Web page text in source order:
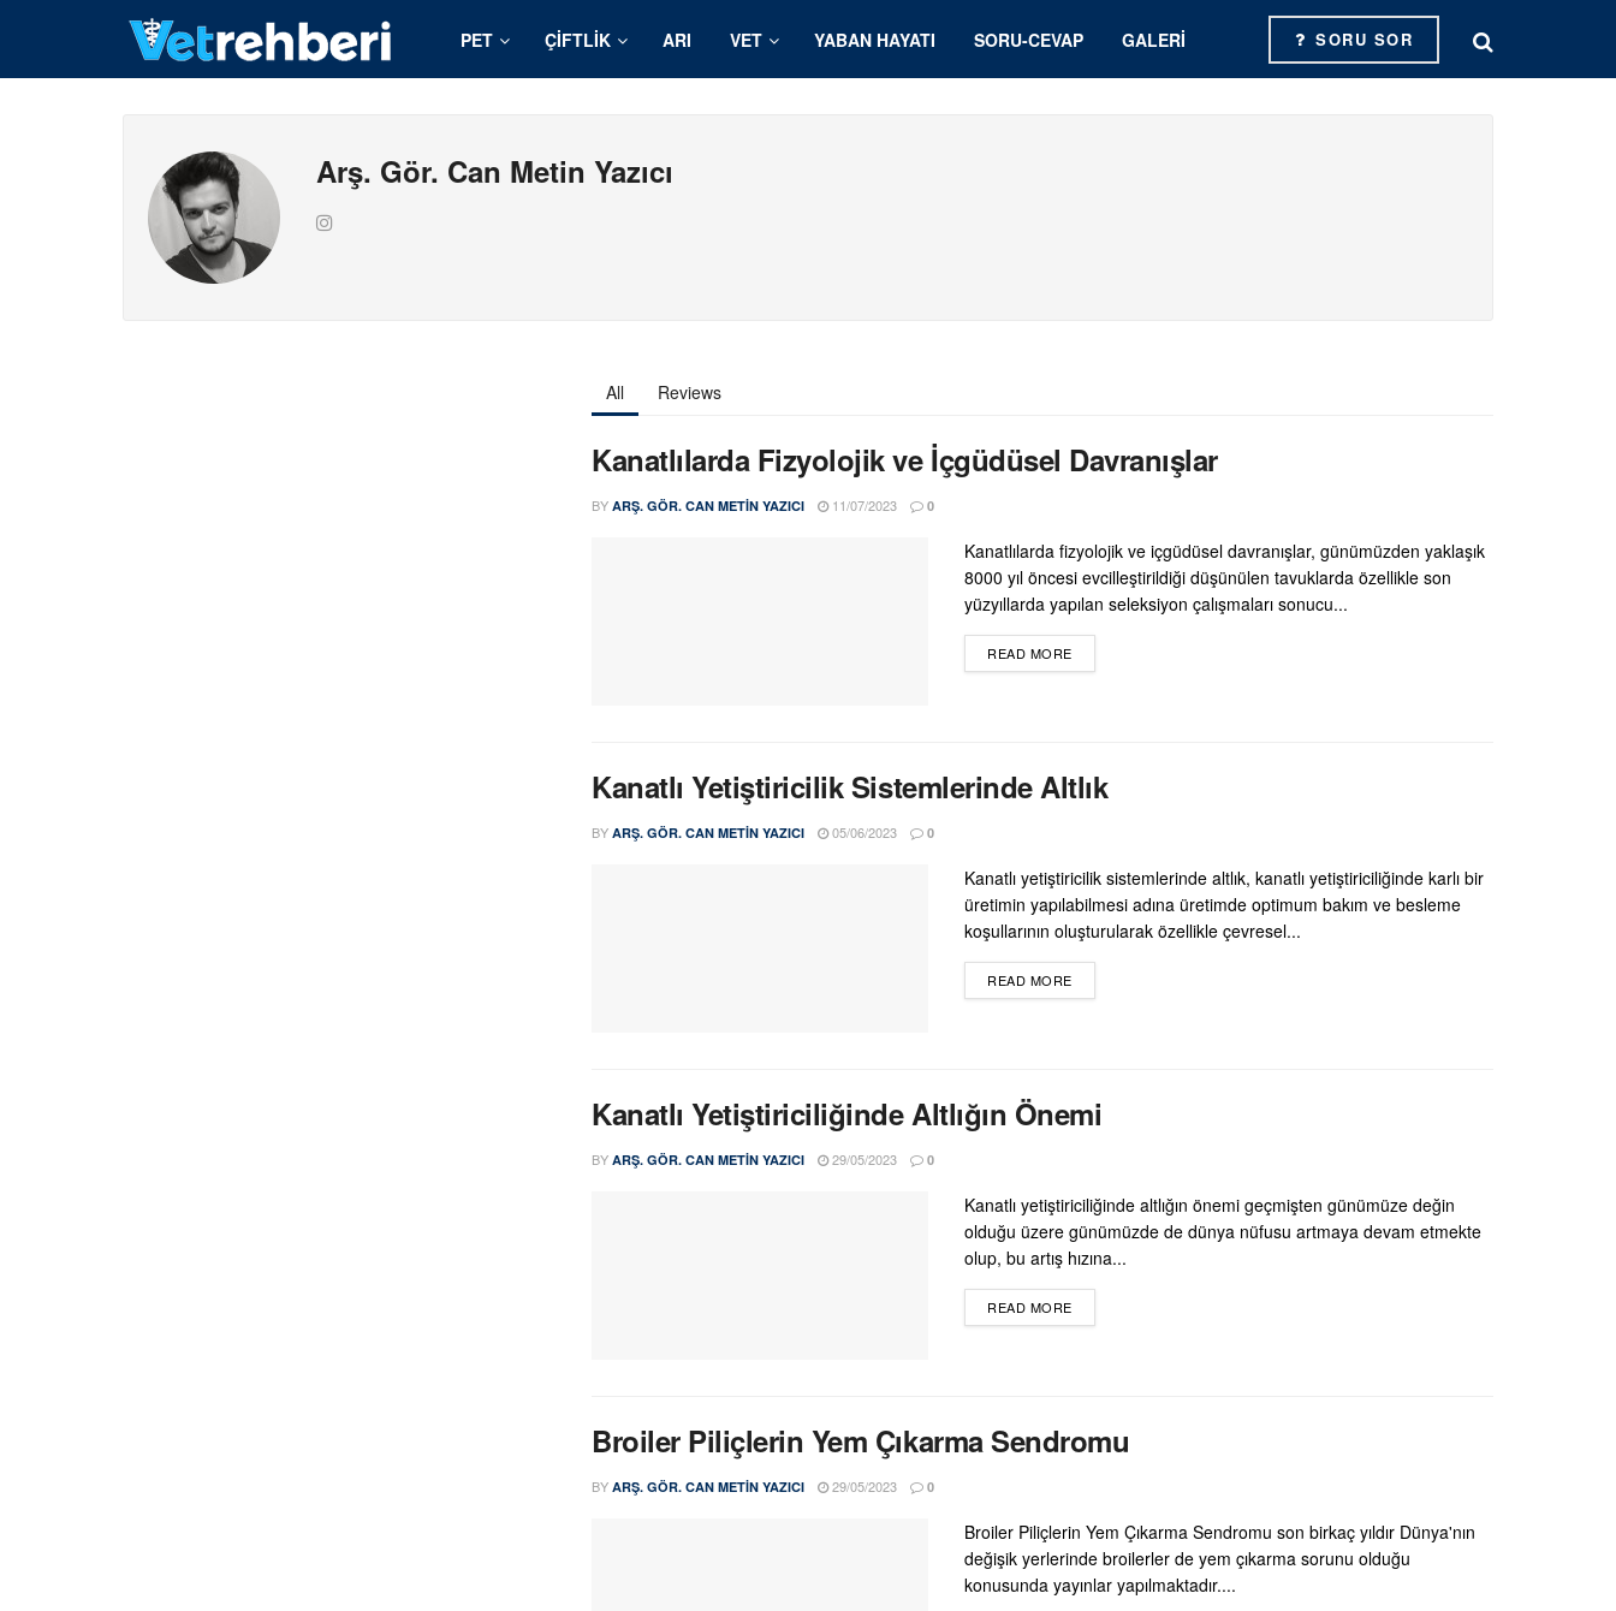
PET ÇIFTLIK ARI VET YABAN HAYATI SORU-CEVAP GALERI SORU SOR
Arş. Gör. Can Metin Yazıcı
All Reviews
Kanatlılarda Fizyolojik ve İçgüdüsel Davranışlar
BY ARŞ. GÖR. CAN METIN YAZICI 11/07/2023 0
Kanatlılarda fizyolojik ve içgüdüsel davranışlar, günümüzden yaklaşık
8000 yıl öncesi evcilleştirildiği düşünülen tavuklarda özellikle son
yüzyıllarda yapılan seleksiyon çalışmaları sonucu...
READ MOREDETAILS
Kanatlı Yetiştiricilik Sistemlerinde Altlık
BY ARŞ. GÖR. CAN METIN YAZICI 05/06/2023 0
Kanatlı yetiştiricilik sistemlerinde altlık, kanatlı yetiştiriciliğinde karlı bir
üretimin yapılabilmesi adına üretimde optimum bakım ve besleme
koşullarının oluşturularak özellikle çevresel...
READ MOREDETAILS
Kanatlı Yetiştiriciliğinde Altlığın Önemi
BY ARŞ. GÖR. CAN METIN YAZICI 29/05/2023 0
Kanatlı yetiştiriciliğinde altlığın önemi geçmişten günümüze değin
olduğu üzere günümüzde de dünya nüfusu artmaya devam etmekte
olup, bu artış hızına...
READ MOREDETAILS
Broiler Piliçlerin Yem Çıkarma Sendromu
BY ARŞ. GÖR. CAN METIN YAZICI 29/05/2023 0
Broiler Piliçlerin Yem Çıkarma Sendromu son birkaç yıldır Dünya'nın
değişik yerlerinde broilerler de yem çıkarma sorunu olduğu
konusunda yayınlar yapılmaktadır....